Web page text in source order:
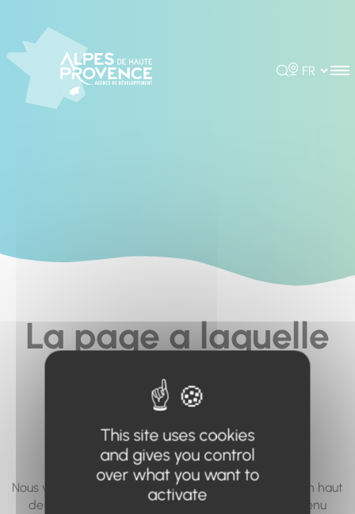
Rechercher
Choisir la
La page a laquelle
vous cherchez à
accéder n'existe
pas... ou plus.
Nous vous invitons à utiliser le moteur de recherche en haut
de page, ou à utiliser le menu pour trouver le contenu
This site uses cookies
and gives you control
over what you want to
activate